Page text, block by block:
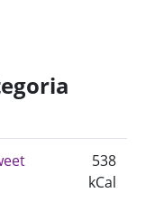
538
kCal